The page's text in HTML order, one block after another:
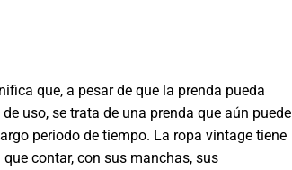
que, a pesar de que la prenda pueda
uso, se trata de una prenda que aún puede
periodo de tiempo. La ropa vintage tiene
contar, con sus manchas, sus